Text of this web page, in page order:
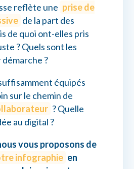
reflète une prise de
de la part des
de quoi ont-elles pris
? Quels sont les
?
équipés
sur le chemin de
? Quelle
au digital ?
vous proposons de
infographie en